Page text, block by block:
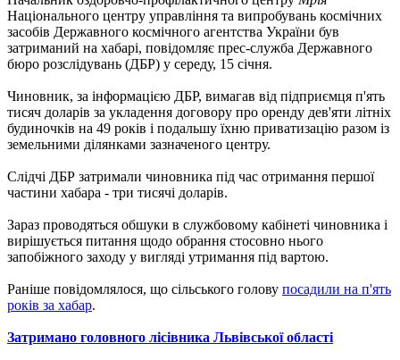
Національного центру управління та випробувань космічних
засобів Державного космічного агентства України був
затриманий на хабарі, повідомляє прес-служба Державного
бюро розслідувань (ДБР) у середу, 15 січня.
Чиновник, за інформацією ДБР, вимагав від підприємця п'ять
тисяч доларів за укладення договору про оренду дев'яти літніх
будиночків на 49 років і подальшу їхню приватизацію разом із
земельними ділянками зазначеного центру.
Слідчі ДБР затримали чиновника під час отримання першої
частини хабара - три тисячі доларів.
Зараз проводяться обшуки в службовому кабінеті чиновника і
вирішується питання щодо обрання стосовно нього
запобіжного заходу у вигляді утримання під вартою.
Раніше повідомлялося, що сільського голову посадили на п'ять
років за хабар.
Затримано головного лісівника Львівської області